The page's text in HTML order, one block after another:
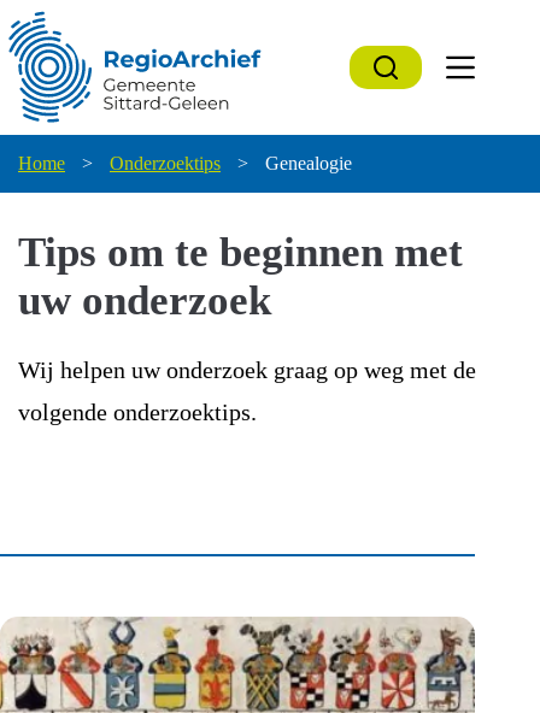
naar
de
inhoud
Home > Onderzoektips > Genealogie
Tips om te beginnen met
uw onderzoek
Wij helpen uw onderzoek graag op weg met de
volgende onderzoektips.